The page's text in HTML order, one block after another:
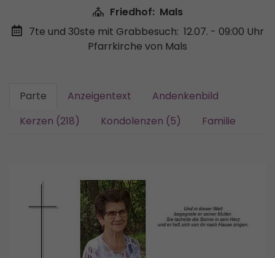
Friedhof: Mals
7te und 30ste mit Grabbesuch: 12.07. - 09:00 Uhr
Pfarrkirche von Mals
Parte Anzeigentext
Andenkenbild
Kerzen (218)
Kondolenzen (5) Familie